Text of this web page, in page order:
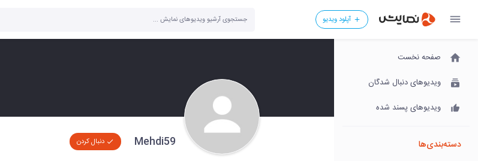
آپلود ویدیو
صفحه نخست
ویدیوهای دنبال شدگان
ویدیوهای پسند شده
دسته‌بندی‌ها Mehdi59 دنبال کردن